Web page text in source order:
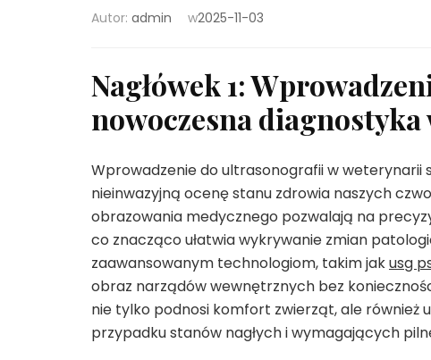
Autor: admin w2025-11-03
Nagłówek 1:
nowoczesna
Wprowadzenie do ultrasonografii w weterynarii
nieinwazyjną ocenę stanu zdrowia naszych
obrazowania medycznego pozwalają na
co znacząco ułatwia wykrywanie zmian
zaawansowanym technologiom, takim jakusg
obraz narządów wewnętrznych bez
nie tylko podnosi komfort zwierząt, ale również
przypadku stanów nagłych i wymagających